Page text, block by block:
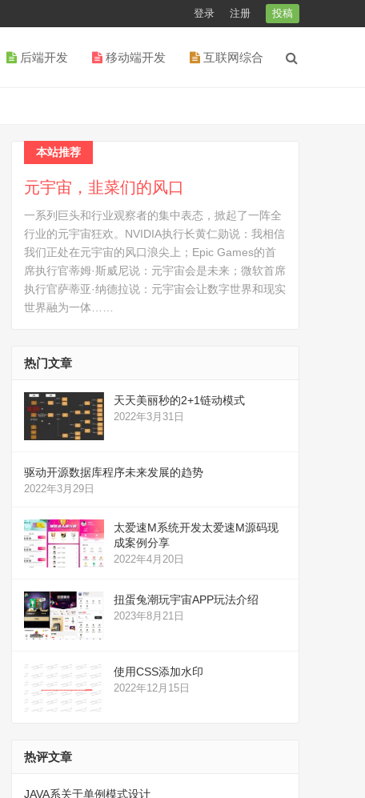
登录 注册 投稿
后端开发 移动端开发 互联网综合
本站推荐
元宇宙，韭菜们的风口
一系列巨头和行业观察者的集中表态，掀起了一阵全
行业的元宇宙狂欢。NVIDIA执行长黄仁勋说：我相信
我们正处在元宇宙的风口浪尖上；Epic Games的首
席执行官蒂姆·斯威尼说：元宇宙会是未来；微软首席
执行官萨蒂亚·纳德拉说：元宇宙会让数字世界和现实
世界融为一体……
热门文章
天天美丽秒的2+1链动模式
2022年3月31日
驱动开源数据库程序未来发展的趋势
2022年3月29日
太爱速M系统开发太爱速M源码现
成案例分享
2022年4月20日
扭蛋兔潮玩宇宙APP玩法介绍
2023年8月21日
使用CSS添加水印
2022年12月15日
热评文章
JAVA系关于单例模式设计